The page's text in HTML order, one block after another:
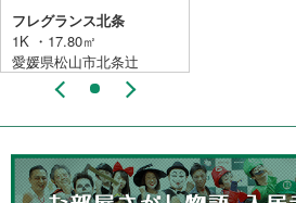
フレグランス北条
1K ・17.80㎡
愛媛県松山市北条辻